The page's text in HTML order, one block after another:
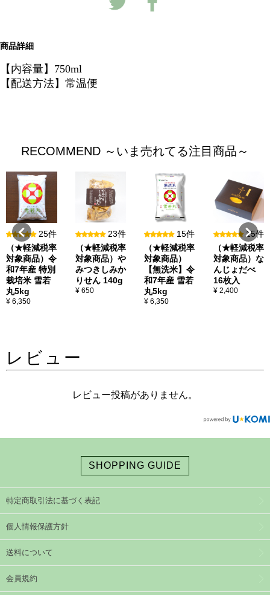
商品詳細
【内容量】750ml
【配送方法】常温便
RECOMMEND ～いま売れてる注目商品～
25件
（★軽減税率
対象商品）令
和7年産 特別
栽培米 雪若
丸5kg
¥ 6,350
23件
（★軽減税率
対象商品）や
みつきしみか
りせん 140g
¥ 650
15件
（★軽減税率
対象商品）
【無洗米】令
和7年産 雪若
丸5kg
¥ 6,350
15件
（★軽減税率
対象商品）な
んじょだべ
16枚入
¥ 2,400
レビュー
レビュー投稿がありません。
SHOPPING GUIDE
特定商取引法に基づく表記
個人情報保護方針
送料について
会員規約